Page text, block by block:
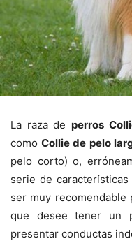
La raza deperros
comoCollie de pelo
pelo corto) o,
serie de
ser muy recomendable
que desee tener un
presentar conductas